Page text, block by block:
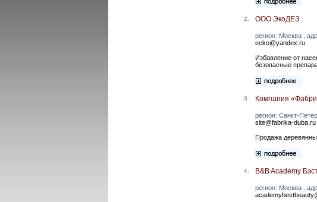
2. ООО ЭкоДЕЗ
регион: Москва ,
ecko@yandex.ru
Избавление от
безопасные
3. Компания
регион: Санкт-
site@fabrika-duba.ru
Продажа
4. B&B Academy
регион: Москва ,